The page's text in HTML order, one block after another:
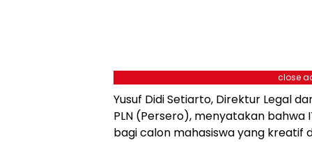
close
Yusuf Didi Setiarto, Direktur Legal
PLN (Persero), menyatakan bahwa
bagi calon mahasiswa yang kreatif